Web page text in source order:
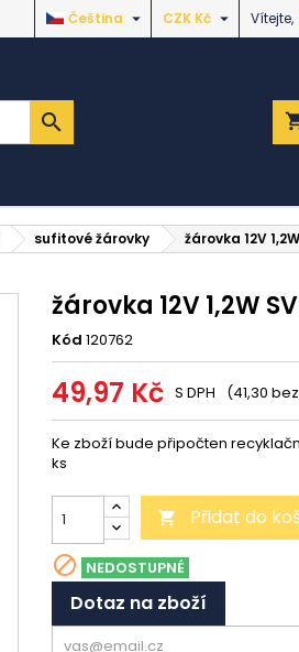
Vítejte,
CZK Kč 
Čeština 

sufitové žárovky žárovka 12V
žárovka 12V 1,2W
Kód 120762
49,97 Kč S DPH (41,30
Ke zboží bude připočten
ks
 Přidat do
 NEDOSTUPNÉ
Dotaz na zboží